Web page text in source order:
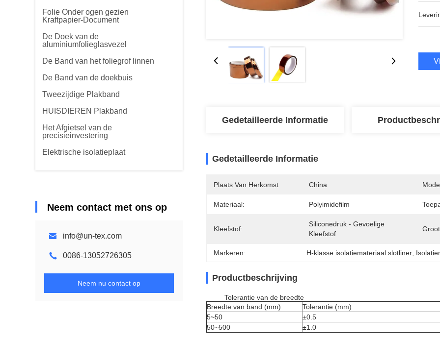
Folie Onder ogen gezien
Kraftpapier-Document
De Doek van de
aluminiumfolieglasvezel
De Band van het foliegrof linnen
De Band van de doekbuis
Tweezijdige Plakband
HUISDIEREN Plakband
Het Afgietsel van de
precisieinvestering
Elektrische isolatieplaat
Neem contact met ons op
info@un-tex.com
0086-13052726305
Neem nu contact op
Gedetailleerde Informatie
Gedetailleerde Informatie
Plaats Van Herkomst China
Materiaal: Polyimidefilm
Kleefstof:
Siliconedruk - Gevoelige
Kleefstof
Markeren: H-klasse isolatiemateriaal slotliner
Productbeschrijving
Tolerantie van de breedte
Breedte van band (mm)
Tolerantie (mm)
5~50
±0.5
50~500
±1.0